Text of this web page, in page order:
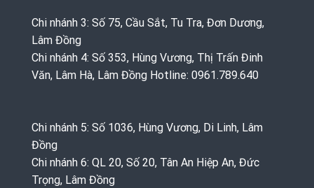
Chi nhánh 3: Số 75, Cầu Sắt, Tu Tra, Đơn Dương,
Lâm Đồng
Chi nhánh 4: Số 353, Hùng Vương, Thị Trấn Đinh
Văn, Lâm Hà, Lâm Đồng Hotline: 0961.789.640
Chi nhánh 5: Số 1036, Hùng Vương, Di Linh, Lâm
Đồng
Chi nhánh 6: QL 20, Số 20, Tân An Hiệp An, Đức
Trọng, Lâm Đồng